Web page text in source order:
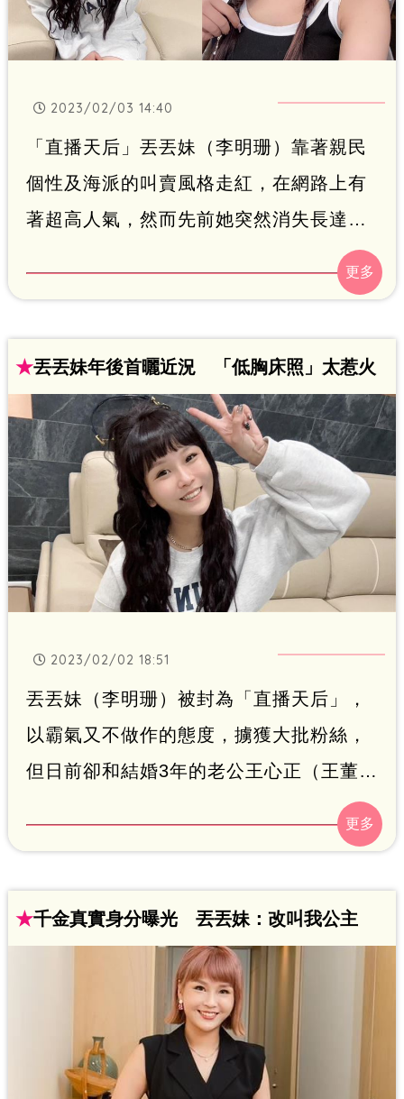
2023/02/03 14:40
「直播天后」丟丟妹（李明珊）靠著親民
個性及海派的叫賣風格走紅，在網路上有
著超高人氣，然而先前她突然消失長達半
年，沒想到竟爆出婚變，引起外界關心。
近日她揮別陰霾，在臉書上分享性感「床
疑似與過去略顯不同。
★丟丟妹年後首曬近況 「低胸床照」太惹火
2023/02/02 18:51
丟丟妹（李明珊）被封為「直播天后」，
以霸氣又不做作的態度，擄獲大批粉絲，
但日前卻和結婚3年的老公王心正（王董）
鬧出婚變，目前雙方還在調解中，而丟丟
公開近況照，沒想到新春第一張自拍照就
是「床照」，性感畫面立刻引起討論。
★千金真實身分曝光 丟丟妹：改叫我公主